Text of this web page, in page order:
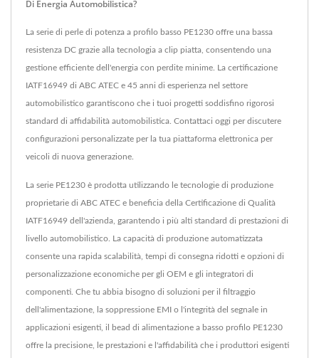
Di Energia Automobilistica?
La serie di perle di potenza a profilo basso PE1230 offre una bassa
resistenza DC grazie alla tecnologia a clip piatta, consentendo una
gestione efficiente dell'energia con perdite minime. La certificazione
IATF16949 di ABC ATEC e 45 anni di esperienza nel settore
automobilistico garantiscono che i tuoi progetti soddisfino rigorosi
standard di affidabilità automobilistica. Contattaci oggi per discutere
configurazioni personalizzate per la tua piattaforma elettronica per
veicoli di nuova generazione.
La serie PE1230 è prodotta utilizzando le tecnologie di produzione
proprietarie di ABC ATEC e beneficia della Certificazione di Qualità
IATF16949 dell'azienda, garantendo i più alti standard di prestazioni di
livello automobilistico. La capacità di produzione automatizzata
consente una rapida scalabilità, tempi di consegna ridotti e opzioni di
personalizzazione economiche per gli OEM e gli integratori di
componenti. Che tu abbia bisogno di soluzioni per il filtraggio
dell'alimentazione, la soppressione EMI o l'integrità del segnale in
applicazioni esigenti, il bead di alimentazione a basso profilo PE1230
offre la precisione, le prestazioni e l'affidabilità che i produttori esigenti